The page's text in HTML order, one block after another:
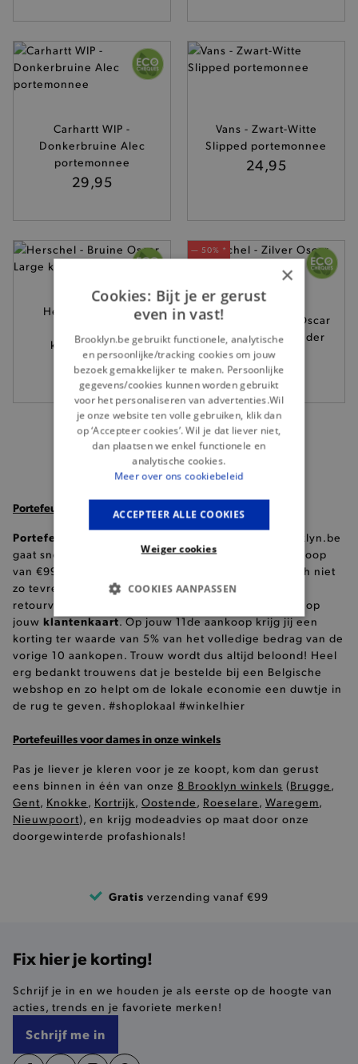
Carhartt WIP -
Donkerbruine Alec
portemonnee
29,95
Vans - Zwart-Witte
Slipped portemonnee
24,95
Herschel - Bruine
kaartenhouder
55,-
— 50% *
Herschel - Zilver Oscar
Large kaartenhouder
55,-
Portefeuilles voor dames online shoppen
Portefeuilles voor dames online shoppen
op Brooklyn.be
gaat snel en is 100% veilig! Vanaf een minimum aankoop
van €99 geniet je van
. Ben je toch niet
zo tevreden over jouw aankoop, lees dan
retourvoorwaarden. Elke online bestelling komt ook op
jouw klantenkaart. Op jouw 11de aankoop krijg jij een
korting ter waarde van 5% van het volledige bedrag van de
vorige 10 aankopen. Trouw wordt dus altijd beloond! Heel
erg bedankt trouwens dat je bestelde bij een Belgische
webshop en zo helpt om de lokale economie een duwtje in
de rug te geven. #shoplokaal #winkelhier
Portefeuilles voor dames in onze winkels
Pas je liever je kleren voor je ze koopt, kom dan gerust
eens binnen in één van onze 8 Brooklyn winkels (Brugge ,
Gent, Knokke , Kortrijk, Oostende , Roeselare , Waregem,
Nieuwpoort), en krijg modeadvies op maat door onze
doorgewinterde profashionals!
Gratis verzending vanaf €99
Fix hier je korting!
Schrijf je in en we houden je als eerste op de hoogte van
acties, trends en je favoriete merken!
Schrijf me in
×
Cookies: Bijt je er gerust
even in vast!
Brooklyn.be gebruikt functionele, analytische
en persoonlijke/tracking cookies om jouw
bezoek gemakkelijker te maken. Persoonlijke
gegevens/cookies kunnen worden gebruikt
voor het personaliseren van advertenties.Wil
je onze website ten volle gebruiken, klik dan
op ‘Accepteer cookies’. Wil je dat liever niet,
dan plaatsen we enkel functionele en
analytische cookies.
Meer over ons cookiebeleid
ACCEPTEER ALLE COOKIES
Weiger cookies
COOKIES AANPASSEN
BASIS COOKIES
ANALYTISCHE
TARGETING
FUNCTIONALITEIT
Basis cookies Analytische
Targeting
Functionaliteit
site op een correcte manier wordt verorberd. De
analytische en functionele cookies vullen hun
Naam
selected-val